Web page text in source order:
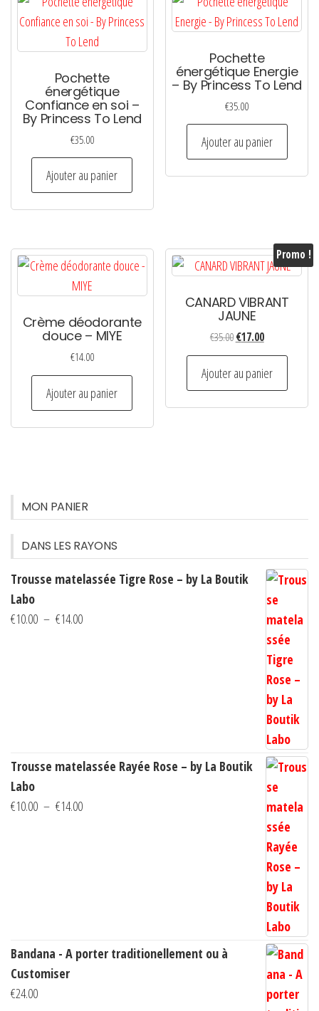
Pochette
énergétique
Confiance en soi –
By Princess To Lend
€35.00
Ajouter au panier
Pochette
énergétique Energie
– By Princess To Lend
€35.00
Ajouter au panier
Crème déodorante
douce – MIYE
€14.00
Ajouter au panier
Promo !
CANARD VIBRANT
JAUNE
€35.00 Le
prix
initial
était :
€35.00.
€17.00Le
prix
actuel
est :
€17.00.
Ajouter au panier
MON PANIER
DANS LES RAYONS
Trousse matelassée Tigre Rose – by La Boutik
Labo
€10.00 – €14.00Plage
Trousse matelassée Rayée Rose – by La Boutik
Labo
€10.00 – €14.00Plage
Bandana - A porter traditionellement ou à
Customiser
€24.00